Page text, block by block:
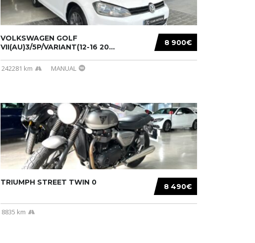
8 900€
VOLKSWAGEN GOLF
VII(AU)3/5P/VARIANT(12-16 20...
242281 km MANUAL
8 490€
TRIUMPH STREET TWIN 0
8835 km